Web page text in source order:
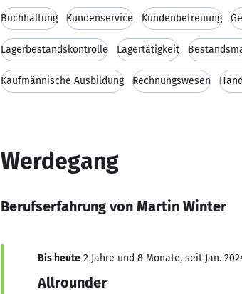
Buchhaltung Kundenservice Kundenbetreuung
Lagerbestandskontrolle Lagertätigkeit
Kaufmännische Ausbildung Rechnungswesen
Werdegang
Berufserfahrung von Martin Winter
Bis heute 2 Jahre und 8 Monate, seit Jan.
Allrounder